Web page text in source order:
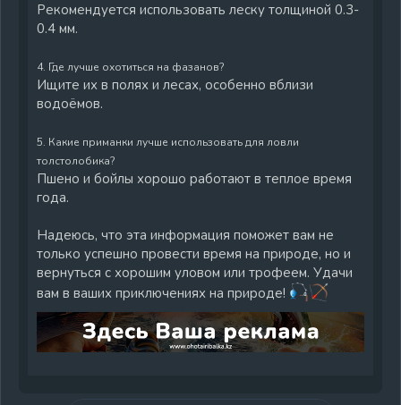
Рекомендуется использовать леску толщиной 0.3-
0.4 мм.
4. Где лучше охотиться на фазанов?
Ищите их в полях и лесах, особенно вблизи
водоёмов.
5. Какие приманки лучше использовать для ловли
толстолобика?
Пшено и бойлы хорошо работают в теплое время
года.
Надеюсь, что эта информация поможет вам не
только успешно провести время на природе, но и
вернуться с хорошим уловом или трофеем. Удачи
вам в ваших приключениях на природе!